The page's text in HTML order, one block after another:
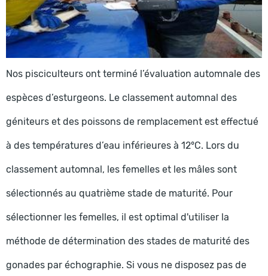
Nos pisciculteurs ont terminé l’évaluation automnale des
espèces d’esturgeons. Le classement automnal des
géniteurs et des poissons de remplacement est effectué
à des températures d’eau inférieures à 12°C. Lors du
classement automnal, les femelles et les mâles sont
sélectionnés au quatrième stade de maturité. Pour
sélectionner les femelles, il est optimal d'utiliser la
méthode de détermination des stades de maturité des
gonades par échographie. Si vous ne disposez pas de